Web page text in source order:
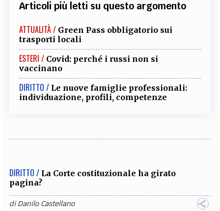
Articoli più letti su questo argomento
ATTUALITÀ / Green Pass obbligatorio sui
trasporti locali
ESTERI / Covid: perché i russi non si
vaccinano
DIRITTO / Le nuove famiglie professionali:
individuazione, profili, competenze
DIRITTO / La Corte costituzionale ha girato
pagina?
diDanilo Castellano